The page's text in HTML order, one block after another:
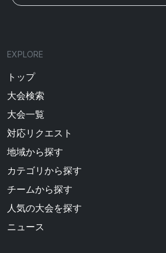
EXPLORE
トップ
大会検索
大会一覧
対応リクエスト
地域から探す
カテゴリから探す
チームから探す
人気の大会を探す
ニュース